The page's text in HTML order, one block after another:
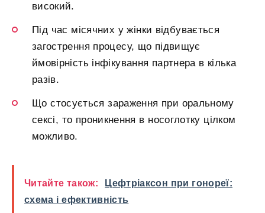
високий.
Під час місячних у жінки відбувається
загострення процесу, що підвищує
ймовірність інфікування партнера в кілька
разів.
Що стосується зараження при оральному
сексі, то проникнення в носоглотку цілком
можливо.
Читайте також:
Цефтріаксон при гонореї:
схема і ефективність